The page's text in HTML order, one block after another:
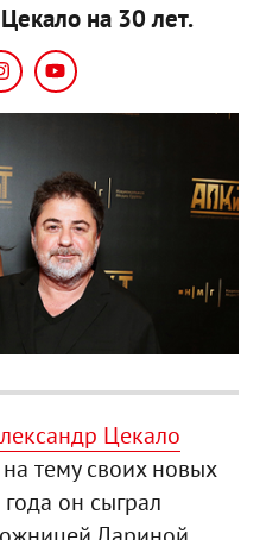
на 30 лет.
Цекало
тему своих новых
он сыграл